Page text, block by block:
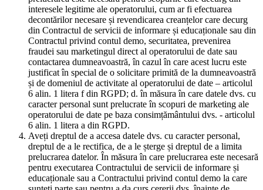
interesele legitime ale operatorului, cum ar fi efectuarea
decontărilor necesare și revendicarea creanțelor care decurg
din Contractul de servicii de informare și educaționale sau din
Contractul privind contul demo, securitatea, prevenirea
fraudei sau marketingul direct al operatorului de date sau
contactarea dumneavoastră, în cazul în care acest lucru este
justificat în special de o solicitare primită de la dumneavoastră
și de domeniul de activitate al operatorului de date – articolul
6 alin. 1 litera f din RGPD; d. în măsura în care datele dvs. cu
caracter personal sunt prelucrate în scopuri de marketing ale
operatorului de date pe baza consimțământului dvs. - articolul
6 alin. 1 litera a din RGPD.
Aveți dreptul de a accesa datele dvs. cu caracter personal,
dreptul de a le rectifica, de a le șterge și dreptul de a limita
prelucrarea datelor. În măsura în care prelucrarea este necesară
pentru executarea Contractului de servicii de informare și
educaționale sau a Contractului privind contul demo la care